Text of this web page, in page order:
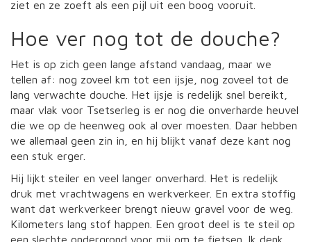
ziet en ze zoeft als een pijl uit een boog vooruit.
Hoe ver nog tot de douche?
Het is op zich geen lange afstand vandaag, maar we
tellen af: nog zoveel km tot een ijsje, nog zoveel tot de
lang verwachte douche. Het ijsje is redelijk snel bereikt,
maar vlak voor Tsetserleg is er nog die onverharde heuvel
die we op de heenweg ook al over moesten. Daar hebben
we allemaal geen zin in, en hij blijkt vanaf deze kant nog
een stuk erger.
Hij lijkt steiler en veel langer onverhard. Het is redelijk
druk met vrachtwagens en werkverkeer. En extra stoffig
want dat werkverkeer brengt nieuw gravel voor de weg.
Kilometers lang stof happen. Een groot deel is te steil op
een slechte ondergrond voor mij om te fietsen. Ik denk